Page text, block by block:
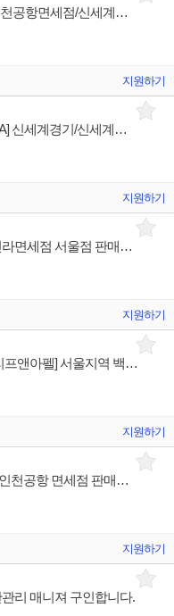
[Tiffany&co]명품 주얼리 티파니 코리아 인천공항면세점/신세계광주/신세계하남 판매사원 채용
지원하기
보테가베네타코리아 [BOTTEGA VENETA] 신세계경기/신세계대전 판매사원 채용
지원하기
[BVLGARI] 명품 주얼리 불가리 코리아 신라면세점 서울점 판매사원 채용
지원하기
리치몬트코리아[Van Cleef & Arpels/반클리프앤아펠] 서울지역 백화점 세일즈 어시스던트 채용
지원하기
[Tiffany & Co.] 명품주얼리 티파니 코리아 인천공항 면세점 판매사원 채용
지원하기
리 매니져 구인합니다.